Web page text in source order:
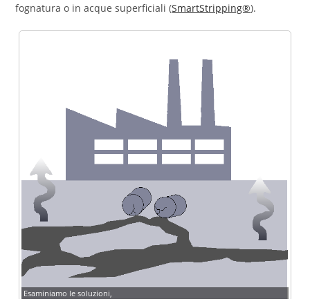
fognatura o in acque superficiali (SmartStripping®).
Esaminiamo le soluzioni,